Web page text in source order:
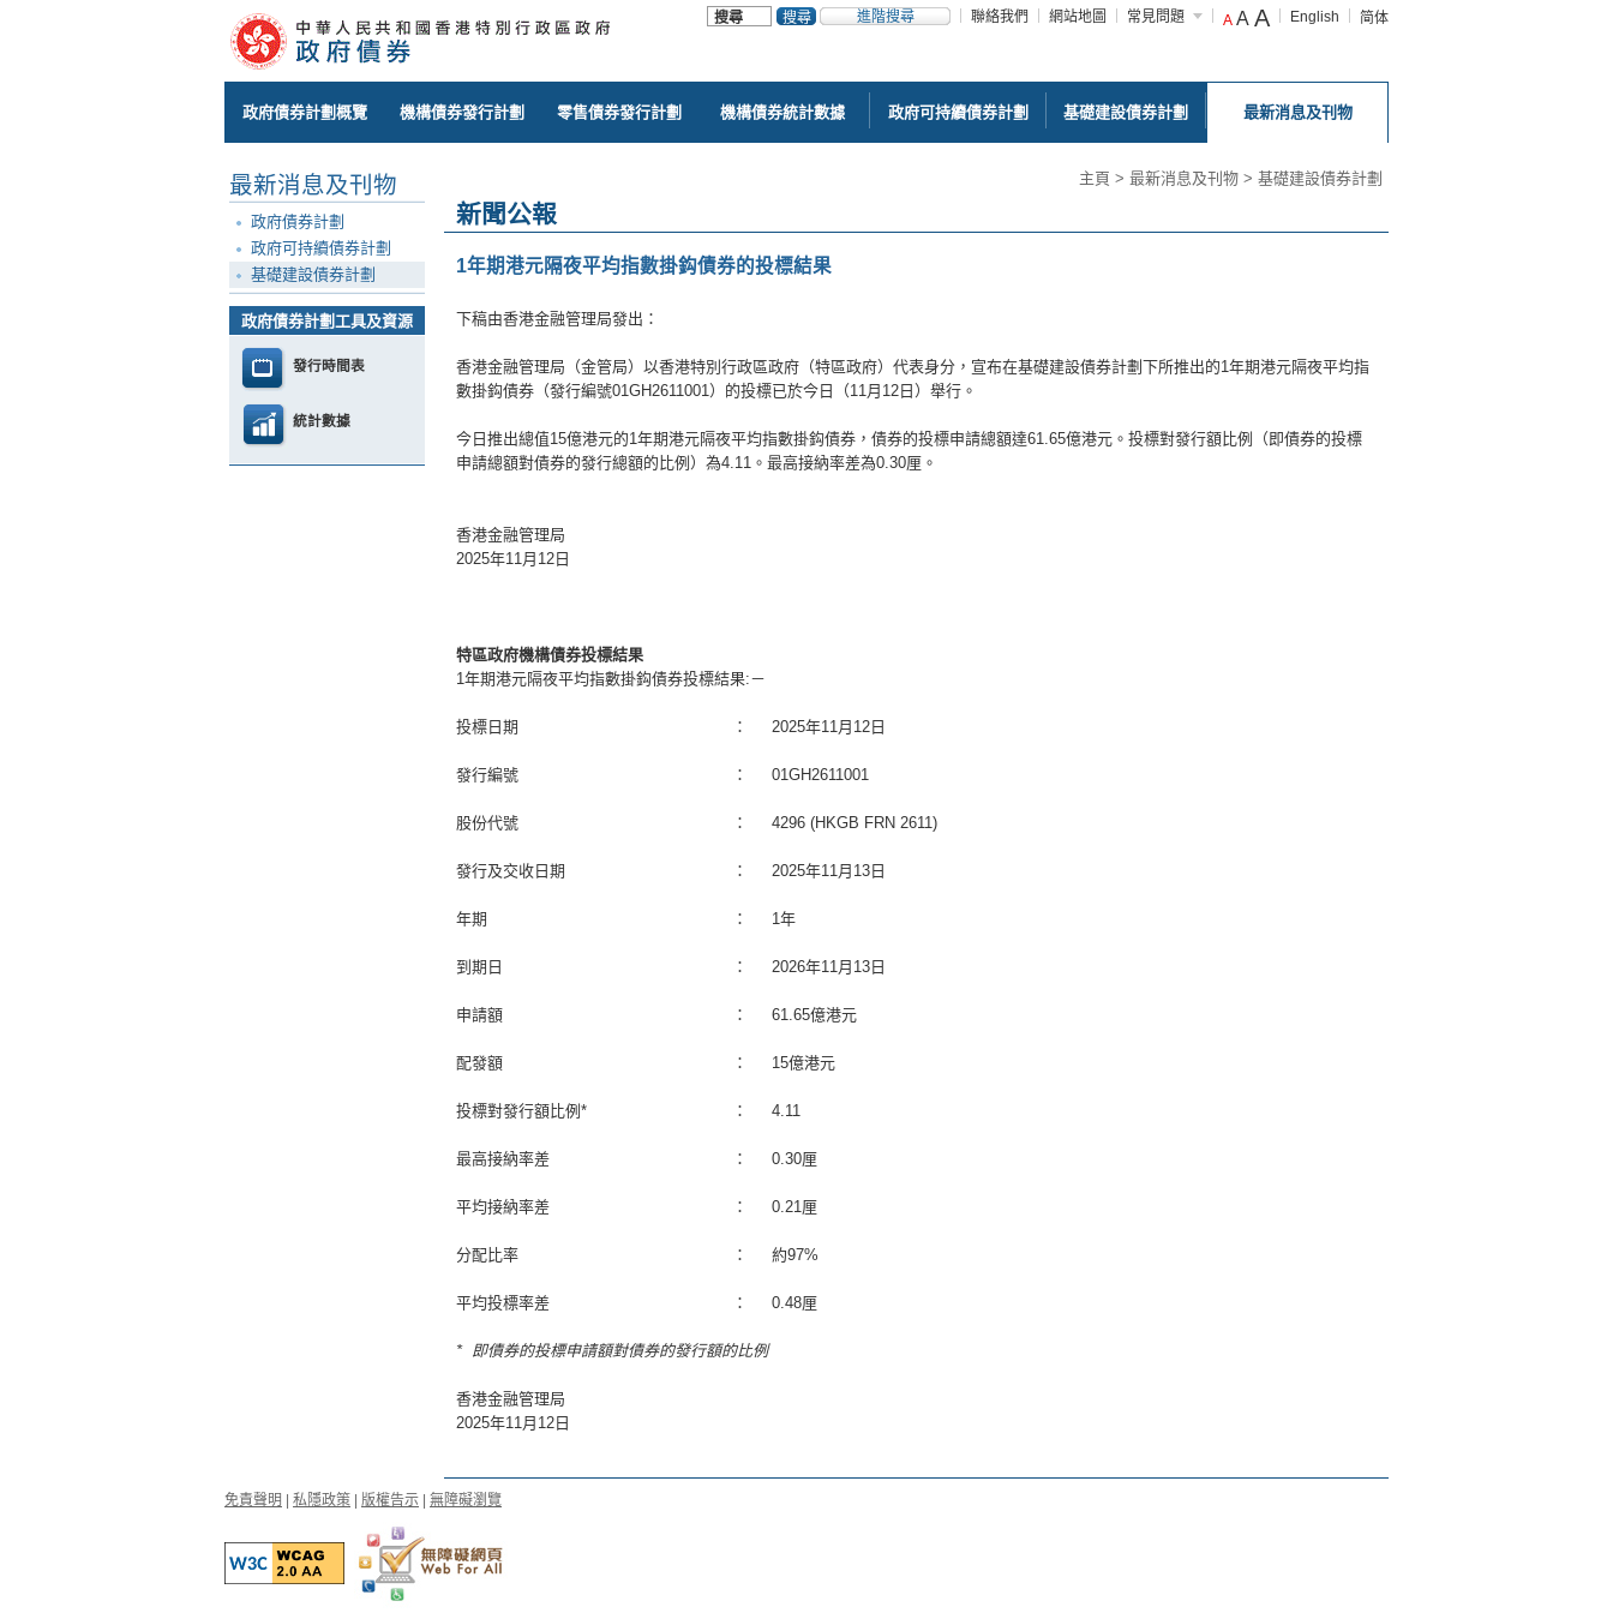
進階搜尋 聯絡我們 網站地圖 常見問題 A A A English 简体
政府債券計劃概覽 機構債券發行計劃 零售債券發行計劃 機構債券統計數據 政府可持續債券計劃 基礎建設債券計劃 最新消息及刊物
最新消息及刊物
政府債券計劃
政府可持續債券計劃
基礎建設債券計劃
政府債券計劃工具及資源
發行時間表
統計數據
主頁 > 最新消息及刊物 > 基礎建設債券計劃
新聞公報
1年期港元隔夜平均指數掛鈎債券的投標結果
下稿由香港金融管理局發出：
香港金融管理局（金管局）以香港特別行政區政府（特區政府）代表身分，宣布在基礎建設債券計劃下所推出的1年期港元隔夜平均指
數掛鈎債券（發行編號01GH2611001）的投標已於今日（11月12日）舉行。
今日推出總值15億港元的1年期港元隔夜平均指數掛鈎債券，債券的投標申請總額達61.65億港元。投標對發行額比例（即債券的投標
申請總額對債券的發行總額的比例）為4.11。最高接納率差為0.30厘。
香港金融管理局
2025年11月12日
特區政府機構債券投標結果
1年期港元隔夜平均指數掛鈎債券投標結果:－
投標日期 ： 2025年11月12日
發行編號 ： 01GH2611001
股份代號 ： 4296 (HKGB FRN 2611)
發行及交收日期 ： 2025年11月13日
年期 ： 1年
到期日 ： 2026年11月13日
申請額 ： 61.65億港元
配發額 ： 15億港元
投標對發行額比例* ： 4.11
最高接納率差 ： 0.30厘
平均接納率差 ： 0.21厘
分配比率 ： 約97%
平均投標率差 ： 0.48厘
* 即債券的投標申請額對債券的發行額的比例
香港金融管理局
2025年11月12日
免責聲明 私隱政策 版權告示 無障礙瀏覽